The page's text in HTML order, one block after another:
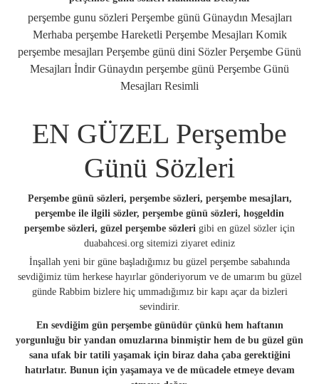
perşembe gunu sözleri Perşembe günü Günaydın Mesajları
Merhaba perşembe Hareketli Perşembe Mesajları Komik
perşembe mesajları Perşembe günü dini Sözler Perşembe Günü
Mesajları İndir Günaydın perşembe günü Perşembe Günü
Mesajları Resimli
EN GÜZEL Perşembe
Günü Sözleri
Perşembe günü sözleri, perşembe sözleri, perşembe mesajları,
perşembe ile ilgili sözler, perşembe günü sözleri, hoşgeldin
perşembe sözleri, güzel perşembe sözleri gibi en güzel sözler için
duabahcesi.org sitemizi ziyaret ediniz
İnşallah yeni bir güne başladığımız bu güzel perşembe sabahında
sevdiğimiz tüm herkese hayırlar gönderiyorum ve de umarım bu güzel
günde Rabbim bizlere hiç ummadığımız bir kapı açar da bizleri
sevindirir.
En sevdiğim gün perşembe günüdür çünkü hem haftanın
yorgunluğu bir yandan omuzlarına binmiştir hem de bu güzel gün
sana ufak bir tatili yaşamak için biraz daha çaba gerektiğini
hatırlatır. Bunun için yaşamaya ve de mücadele etmeye devam